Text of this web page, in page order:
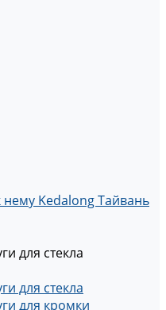
нему Kedalong Тайвань
для стекла
для стекла
для кромки